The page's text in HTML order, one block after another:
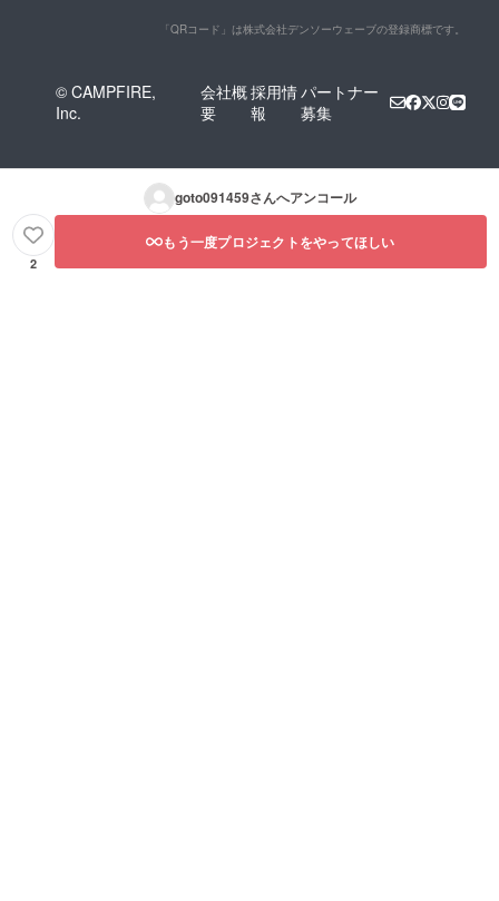
「QRコード」は株式会社デンソーウェーブの登録商標です。
© CAMPFIRE,
Inc.
会社概
要
採用情
報
パートナー
募集
goto091459さんへアンコール
2
もう一度プロジェクトをやってほしい